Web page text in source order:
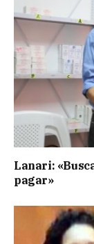
Lanari:
pagar»